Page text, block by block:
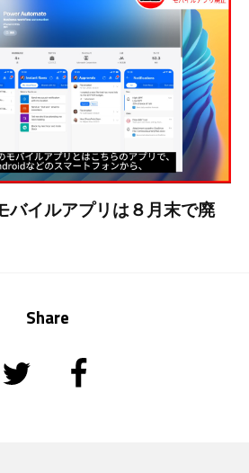
バイルアプリは８月末で廃
Share